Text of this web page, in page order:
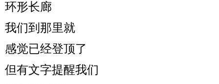
环形长廊
我们到那里就
感觉已经登顶了
但有文字提醒我们